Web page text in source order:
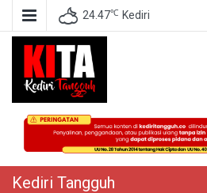
24.47℃ Kediri
Kediri
Berita Akurat Terpercaya
Kediri Tangguh